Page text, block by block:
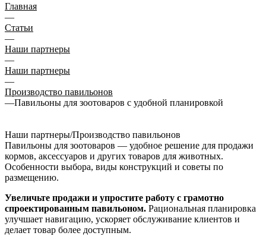
Главная
—
Статьи
—
Наши партнеры
—
Наши партнеры
—
Производство павильонов
—Павильоны для зоотоваров с удобной планировкой
Наши партнеры/Производство павильонов
Павильоны для зоотоваров — удобное решение для продажи
кормов, аксессуаров и других товаров для животных.
Особенности выбора, виды конструкций и советы по
размещению.
Увеличьте продажи и упростите работу с грамотно
спроектированным павильоном. Рациональная планировка
улучшает навигацию, ускоряет обслуживание клиентов и
делает товар более доступным.